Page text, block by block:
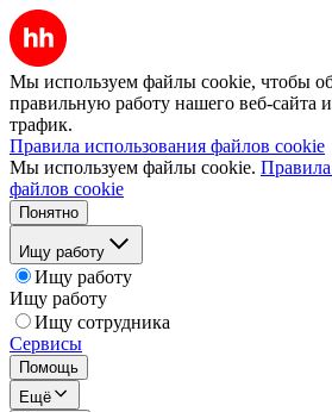
Мы используем файлы cookie, чтобы
правильную работу нашего веб-сайта
трафик.
Правила использования файлов cookie
Мы используем файлы cookie.
файлов cookie
Понятно
Ищу работу
Ищу работу
Ищу работу
Ищу сотрудника
Сервисы
Помощь
Ещё